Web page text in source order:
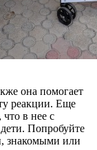
она помогает
реакции. Еще
в нее с
Попробуйте
знакомыми или